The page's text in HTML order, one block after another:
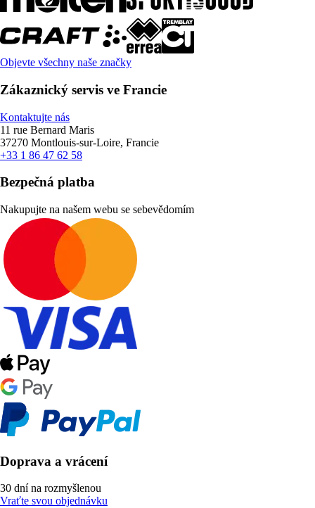
Objevte všechny naše značky
Zákaznický servis ve Francie
Kontaktujte nás
11 rue Bernard Maris
37270 Montlouis-sur-Loire, Francie
+33 1 86 47 62 58
Bezpečná platba
Nakupujte na našem webu se sebevědomím
Doprava a vrácení
30 dní na rozmyšlenou
Vraťte svou objednávku